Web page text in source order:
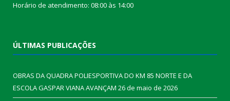
Horário de atendimento: 08:00 às 14:00
ÚLTIMAS PUBLICAÇÕES
OBRAS DA QUADRA POLIESPORTIVA DO KM 85 NORTE E DA
ESCOLA GASPAR VIANA AVANÇAM 26 de maio de 2026